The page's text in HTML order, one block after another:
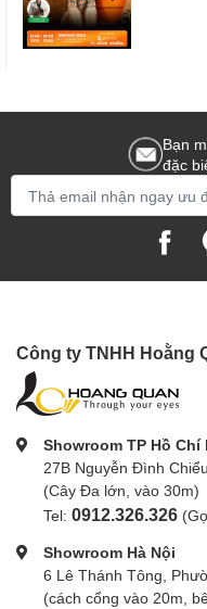
Bạn
đặc
Công ty TNHH Hoằng
Showroom TP Hồ Chí
27B Nguyễn Đình
(Cây Đa lớn, vào 30m)
Tel: 0912.326.326
Showroom Hà Nội
6 Lê Thánh Tông,
(cách cổng vào 20m,